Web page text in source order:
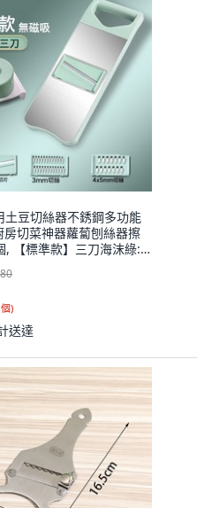
土豆切絲器不銹鋼多功能
房切菜神器蘿蔔刨絲器擦
, 【標準款】三刀海沫綠:
)
送達